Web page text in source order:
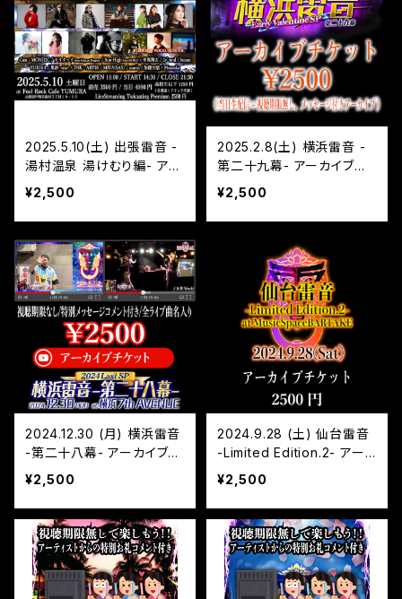
2025.5.10(土) 出張雷音 -
湯村温泉 湯けむり編- アー
カイブチケット
¥2,500
2025.2.8(土) 横浜雷音 -
第二十九幕- アーカイブチ
ケット
¥2,500
2024.12.30 (月) 横浜雷音
-第二十八幕- アーカイブチ
ケット
¥2,500
2024.9.28 (土) 仙台雷音
-Limited Edition.2- アー
カイブチケット
¥2,500